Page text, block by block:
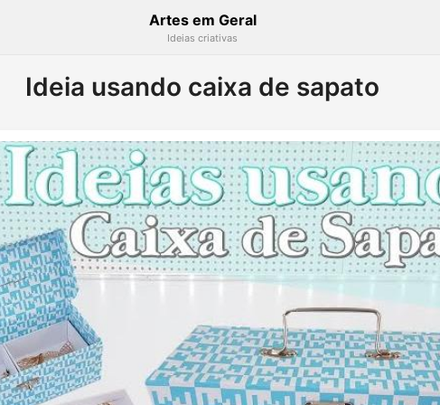
Artes em Geral
Ideias criativas
Ideia usando caixa de sapato